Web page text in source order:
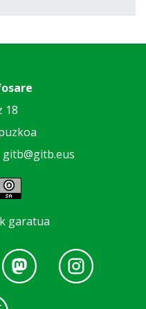
18
gitb@gitb.eus
garatua